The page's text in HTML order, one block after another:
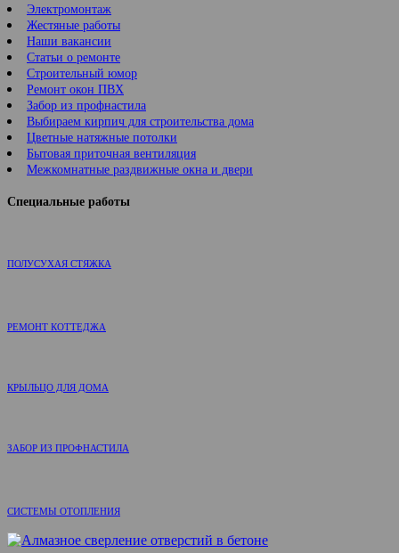
Электромонтаж
Жестяные работы
Наши вакансии
Статьи о ремонте
Строительный юмор
Ремонт окон ПВХ
Забор из профнастила
Выбираем кирпич для строительства дома
Цветные натяжные потолки
Бытовая приточная вентиляция
Межкомнатные раздвижные окна и двери
Специальные работы
ПОЛУСУХАЯ СТЯЖКА
РЕМОНТ КОТТЕДЖА
КРЫЛЬЦО ДЛЯ ДОМА
ЗАБОР ИЗ ПРОФНАСТИЛА
СИСТЕМЫ ОТОПЛЕНИЯ